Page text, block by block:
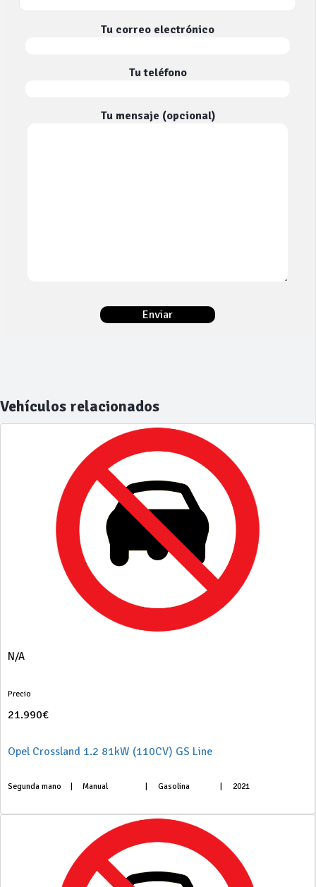
Tu correo electrónico
Tu teléfono
Tu mensaje (opcional)
Vehículos relacionados
N/A
Precio
21.990€
Opel Crossland 1.2 81kW (110CV) GS Line
Segunda mano Manual Gasolina 2021